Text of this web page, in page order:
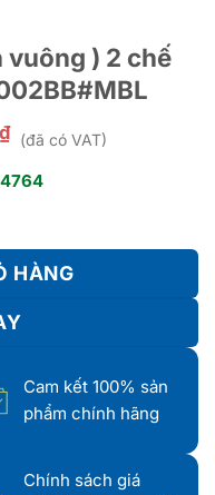
vuông ) 2 chế
₫ (đã có VAT)
độ massage -
HÀNG
Cam kết 100% sản
phẩm chính hãng
Chính sách giá